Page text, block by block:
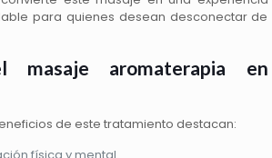
para quienes desean desconectar de
masaje aromaterapia en
de este tratamiento destacan: